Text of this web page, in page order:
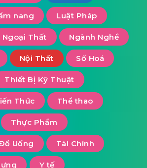
nang Luật Pháp
Ngoại Thất Ngành Nghề
Nội Thất Số Hoá
Thiết Bị Kỹ Thuật
Thức Thể thao
Thực Phẩm
Uống Tài Chính
Y tế